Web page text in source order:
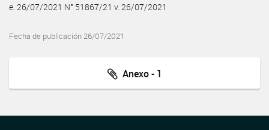
e. 26/07/2021 N° 51867/21 v. 26/07/2021
Fecha de publicación 26/07/2021
Anexo - 1